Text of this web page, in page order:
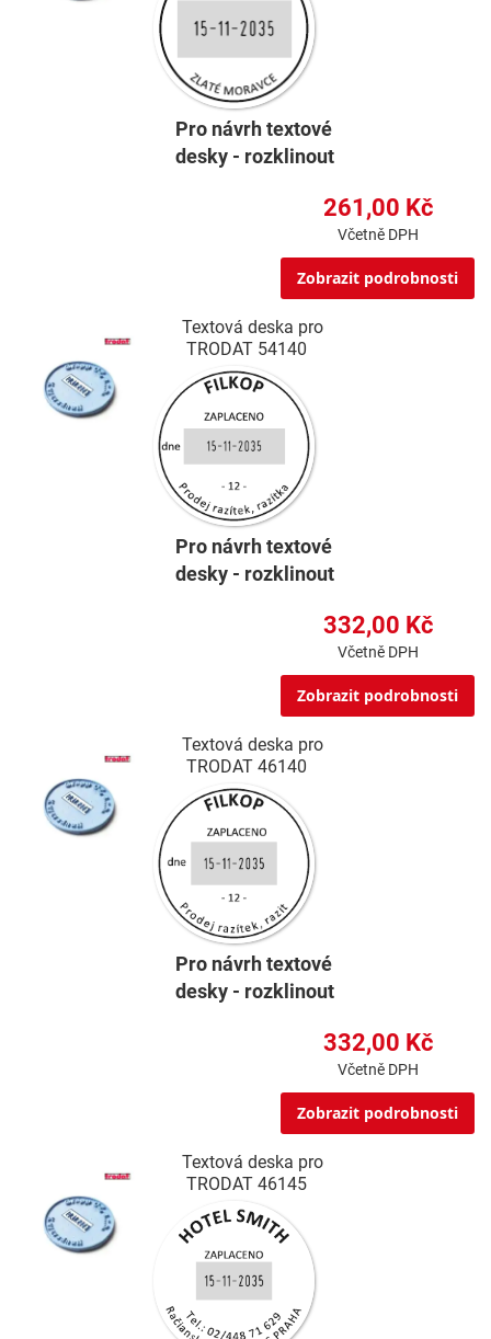
Pro návrh textové
desky - rozklinout
261,00 Kč
Včetně DPH
Zobrazit podrobnosti
Textová deska pro
TRODAT 54140
Pro návrh textové
desky - rozklinout
332,00 Kč
Včetně DPH
Zobrazit podrobnosti
Textová deska pro
TRODAT 46140
Pro návrh textové
desky - rozklinout
332,00 Kč
Včetně DPH
Zobrazit podrobnosti
Textová deska pro
TRODAT 46145